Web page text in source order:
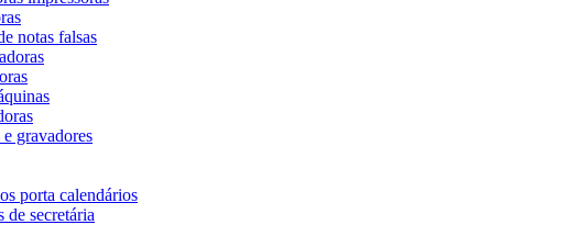
notas falsas
gravadores
porta calendários
de secretária